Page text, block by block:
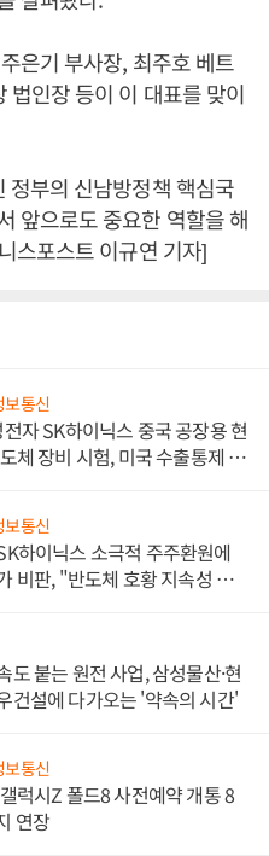
은기 부사장, 최주호 베트
법인장 등이 이 대표를 맞이
정부의 신남방정책 핵심국
앞으로도 중요한 역할을 해
스포스트 이규연 기자]
보통신
자 SK하이닉스 중국 공장용 현
체 장비 시험, 미국 수출통제 대
보통신
하이닉스 소극적 주주환원에
비판, "반도체 호황 지속성 의
도 붙는 원전 사업, 삼성물산·현
건설에 다가오는 '약속의 시간'
보통신
럭시Z 폴드8 사전예약 개통 8
연장